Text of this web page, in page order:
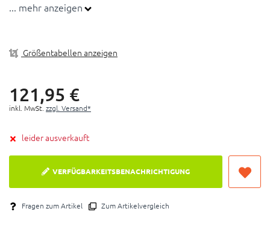
... mehr anzeigen
Größentabellen anzeigen
121,95 €
inkl. MwSt. zzgl. Versand*
leider ausverkauft
VERFÜGBARKEITSBENACHRICHTIGUNG
Fragen zum Artikel Zum Artikelvergleich